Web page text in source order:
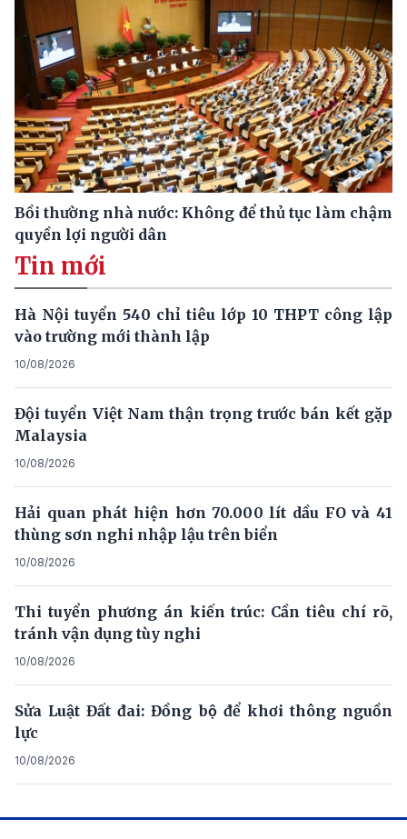
Bồi thường nhà nước: Không để thủ tục làm chậm
quyền lợi người dân
Tin mới
Hà Nội tuyển 540 chỉ tiêu lớp 10 THPT công lập
vào trường mới thành lập
10/08/2026
Đội tuyển Việt Nam thận trọng trước bán kết gặp
Malaysia
10/08/2026
Hải quan phát hiện hơn 70.000 lít dầu FO và 41
thùng sơn nghi nhập lậu trên biển
10/08/2026
Thi tuyển phương án kiến trúc: Cần tiêu chí rõ,
tránh vận dụng tùy nghi
10/08/2026
Sửa Luật Đất đai: Đồng bộ để khơi thông nguồn
lực
10/08/2026